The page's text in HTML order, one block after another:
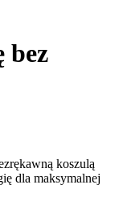
bez
koszulą
dla maksymalnej